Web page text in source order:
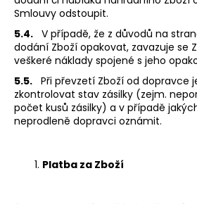
Smlouvy odstoupit.
5.4. V případě, že z důvodů na
dodání Zboží opakovat, zavazuje se
veškeré náklady spojené s jeho
5.5. Při převzetí Zboží od dopravce
zkontrolovat stav zásilky (zejm.
počet kusů zásilky) a v případě
neprodleně dopravci oznámit.
Platba za Zboží